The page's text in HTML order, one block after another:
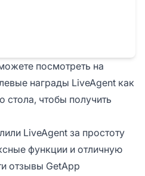
посмотреть на
награды LiveAgent как
стола, чтобы получить
LiveAgent за простоту
функции и отличную
отзывы GetApp